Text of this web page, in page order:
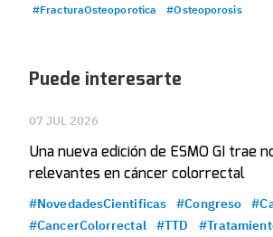
#FracturaOsteoporotica #Osteoporosis
Puede interesarte
07 JUL 2026
Una nueva edición de ESMO GI trae
relevantes en cáncer colorrectal
#NovedadesCientificas #Congreso
#CancerColorrectal
#TTD